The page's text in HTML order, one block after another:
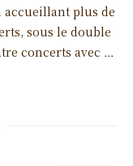
accueillant plus de
sous le double
concerts avec …